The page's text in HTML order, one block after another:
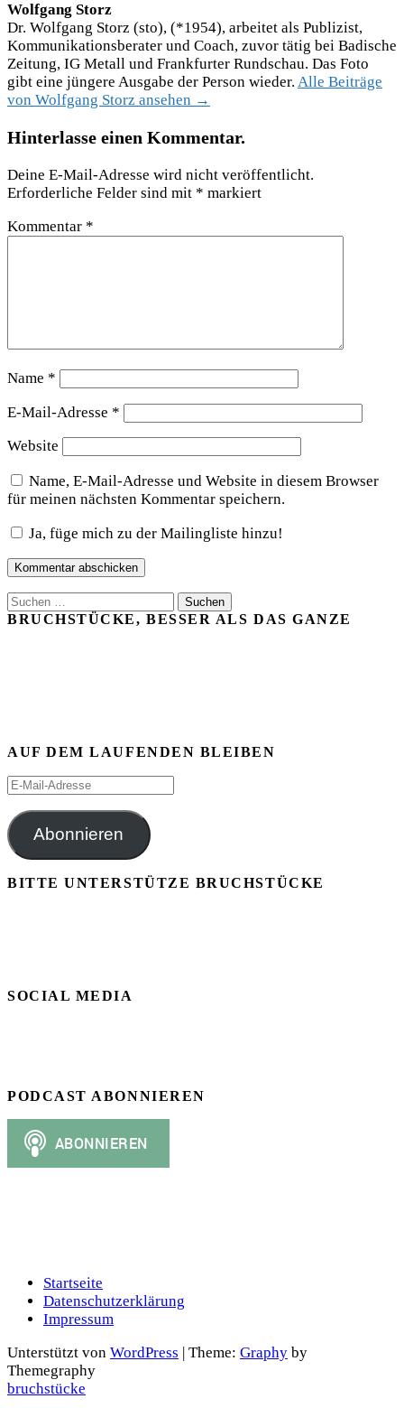
Wolfgang Storz
Dr. Wolfgang Storz (sto), (*1954), arbeitet als Publizist,
Kommunikationsberater und Coach, zuvor tätig bei Badische
Zeitung, IG Metall und Frankfurter Rundschau. Das Foto
gibt eine jüngere Ausgabe der Person wieder. Alle Beiträge
von Wolfgang Storz ansehen →
Hinterlasse einen Kommentar.
Deine E-Mail-Adresse wird nicht veröffentlicht.
Erforderliche Felder sind mit * markiert
Kommentar *
Name *
E-Mail-Adresse *
Website
Name, E-Mail-Adresse und Website in diesem Browser
für meinen nächsten Kommentar speichern.
Ja, füge mich zu der Mailingliste hinzu!
Suchen
nach:
BRUCHSTÜCKE, BESSER ALS DAS GANZE
AUF DEM LAUFENDEN BLEIBEN
E-
Adresse
Abonnieren
BITTE UNTERSTÜTZE BRUCHSTÜCKE
SOCIAL MEDIA
PODCAST ABONNIEREN
Startseite
Datenschutzerklärung
Impressum
Unterstützt von WordPress | Theme: Graphy by
Themegraphy
bruchstücke